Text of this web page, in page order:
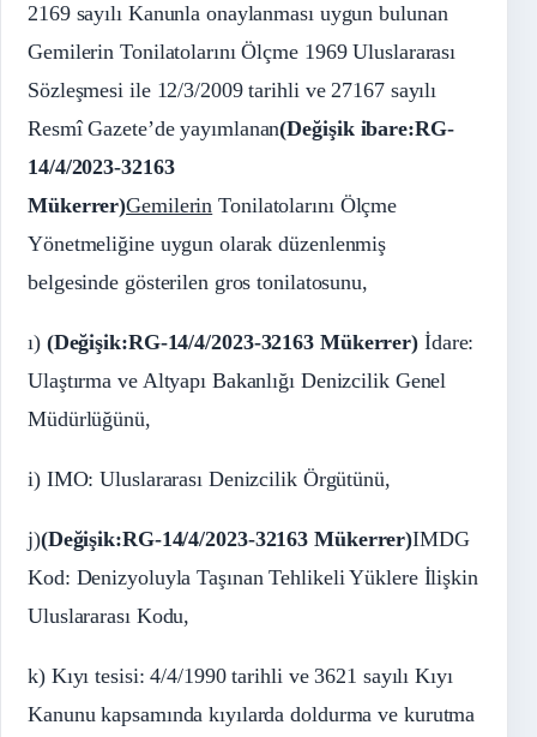
2169 sayılı Kanunla onaylanması uygun bulunan
Gemilerin Tonilatolarını Ölçme 1969 Uluslararası
Sözleşmesi ile 12/3/2009 tarihli ve 27167 sayılı
Resmî Gazete’de yayımlanan(Değişik ibare:RG-
14/4/2023-32163
Mükerrer)Gemilerin Tonilatolarını Ölçme
Yönetmeliğine uygun olarak düzenlenmiş
belgesinde gösterilen gros tonilatosunu,
ı) (Değişik:RG-14/4/2023-32163 Mükerrer) İdare:
Ulaştırma ve Altyapı Bakanlığı Denizcilik Genel
Müdürlüğünü,
i) IMO: Uluslararası Denizcilik Örgütünü,
j)(Değişik:RG-14/4/2023-32163 Mükerrer)IMDG
Kod: Denizyoluyla Taşınan Tehlikeli Yüklere İlişkin
Uluslararası Kodu,
k) Kıyı tesisi: 4/4/1990 tarihli ve 3621 sayılı Kıyı
Kanunu kapsamında kıyılarda doldurma ve kurutma